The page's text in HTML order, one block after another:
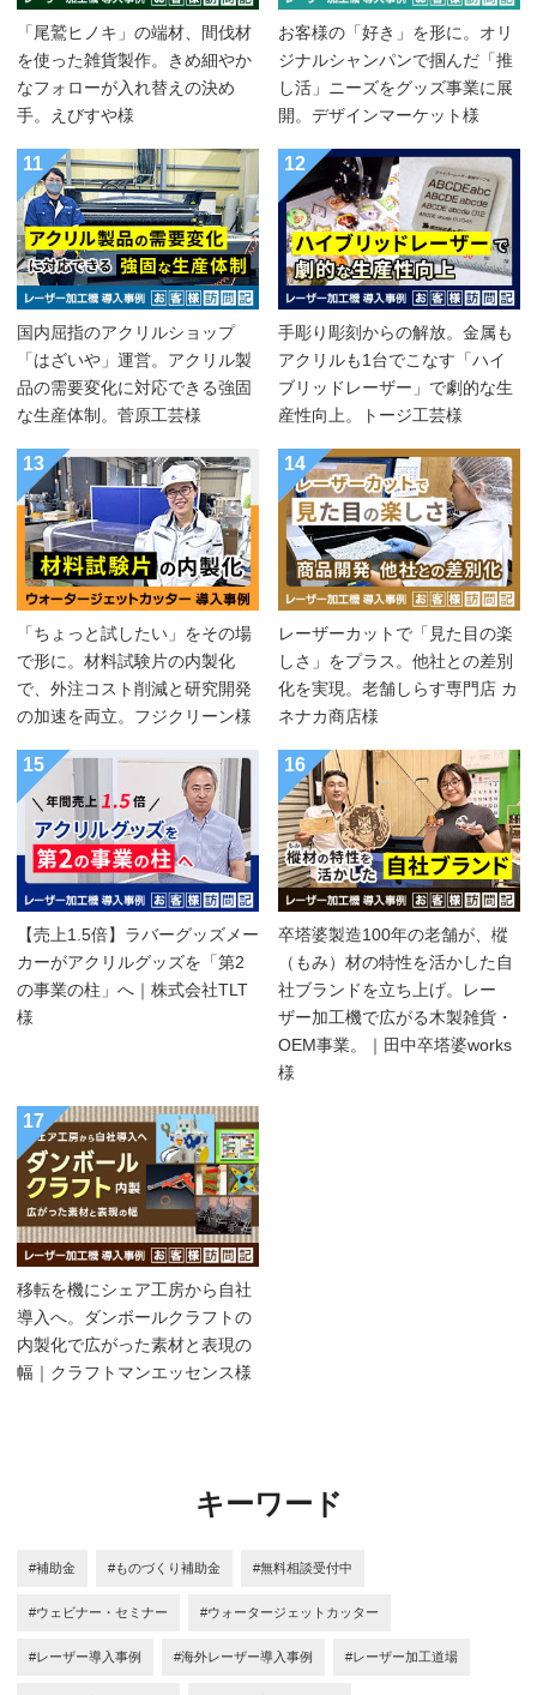
「尾鷲ヒノキ」の端材、間伐材
を使った雑貨製作。きめ細やか
なフォローが入れ替えの決め
手。えびすや様
お客様の「好き」を形に。オリ
ジナルシャンパンで掴んだ「推
し活」ニーズをグッズ事業に展
開。デザインマーケット様
11
国内屈指のアクリルショップ
「はざいや」運営。アクリル製
品の需要変化に対応できる強固
な生産体制。菅原工芸様
12
手彫り彫刻からの解放。金属も
アクリルも1台でこなす「ハイ
ブリッドレーザー」で劇的な生
産性向上。トージ工芸様
13
「ちょっと試したい」をその場
で形に。材料試験片の内製化
で、外注コスト削減と研究開発
の加速を両立。フジクリーン様
14
レーザーカットで「見た目の楽
しさ」をプラス。他社との差別
化を実現。老舗しらす専門店 カ
ネナカ商店様
15
【売上1.5倍】ラバーグッズメー
カーがアクリルグッズを「第2
の事業の柱」へ｜株式会社TLT
様
16
卒塔婆製造100年の老舗が、樅
（もみ）材の特性を活かした自
社ブランドを立ち上げ。レー
ザー加工機で広がる木製雑貨・
OEM事業。｜田中卒塔婆works
様
17
移転を機にシェア工房から自社
導入へ。ダンボールクラフトの
内製化で広がった素材と表現の
幅｜クラフトマンエッセンス様
キーワード
#補助金 #ものづくり補助金 #無料相談受付中
#ウェビナー・セミナー #ウォータージェットカッター
#レーザー導入事例 #海外レーザー導入事例 #レーザー加工道場